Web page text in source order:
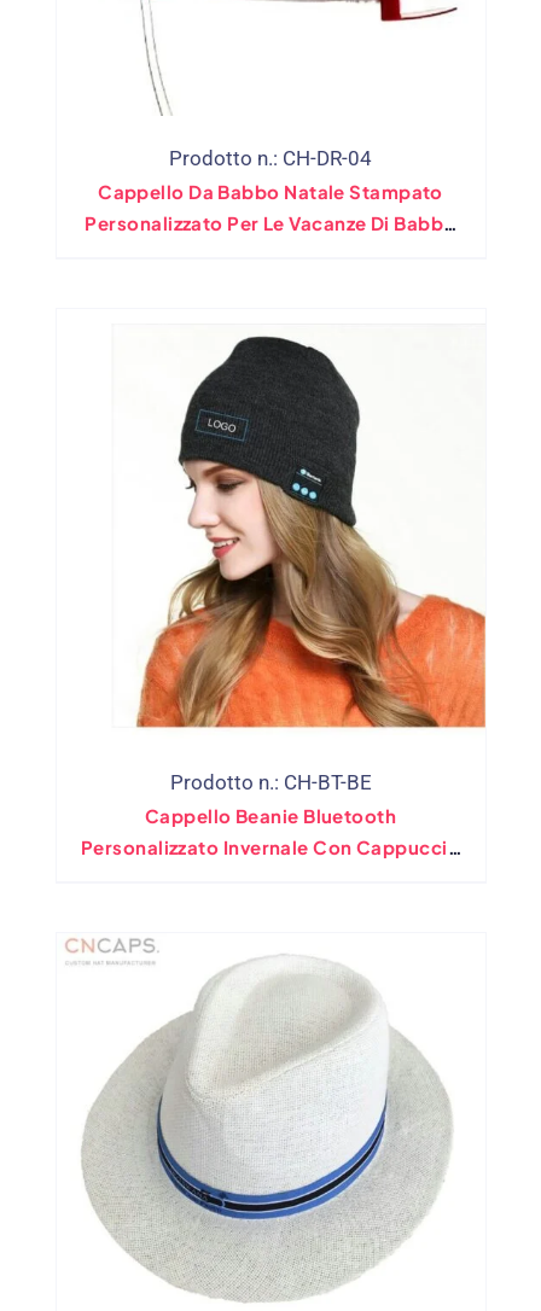
Prodotto n.: CH-DR-04
Cappello Da Babbo Natale Stampato
Personalizzato Per Le Vacanze Di Babbo
Prodotto n.: CH-BT-BE
Cappello Beanie Bluetooth
Personalizzato Invernale Con Cappuccio